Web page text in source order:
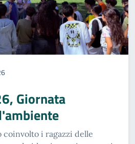
Giornata
i ragazzi delle